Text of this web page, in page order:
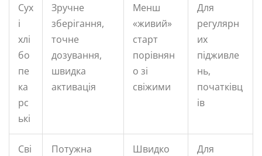
Сух
і
хлі
бо
пе
ка
рс
ькі
Зручне
зберігання,
точне
дозування,
швидка
активація
Менш
«живий»
старт
порівнян
о зі
свіжими
Для
регулярн
их
підживле
нь,
початківц
ів
Сві
Потужна
Швидко
Для